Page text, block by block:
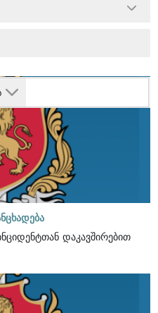
დაკავშირებით